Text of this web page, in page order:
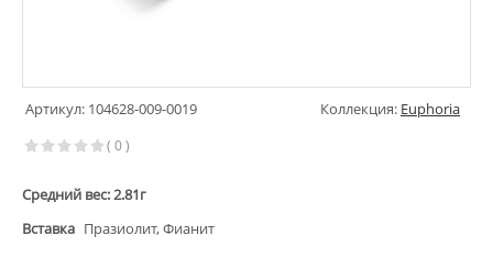
Артикул: 104628-009-0019 Коллекция: Euphoria
( 0 )
Средний вес: 2.81г
Вставка Празиолит, Фианит